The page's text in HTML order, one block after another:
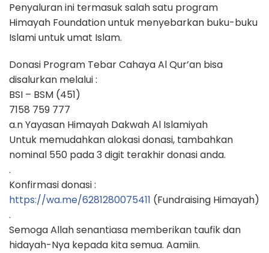
Penyaluran ini termasuk salah satu program
Himayah Foundation untuk menyebarkan buku-buku
Islami untuk umat Islam.
Donasi Program Tebar Cahaya Al Qur’an bisa
disalurkan melalui :
BSI – BSM (451)
7158 759 777
a.n Yayasan Himayah Dakwah Al Islamiyah
Untuk memudahkan alokasi donasi, tambahkan
nominal 550 pada 3 digit terakhir donasi anda.
.
Konfirmasi donasi :
https://wa.me/6281280075411 (Fundraising Himayah)
.
Semoga Allah senantiasa memberikan taufik dan
hidayah-Nya kepada kita semua. Aamiin.